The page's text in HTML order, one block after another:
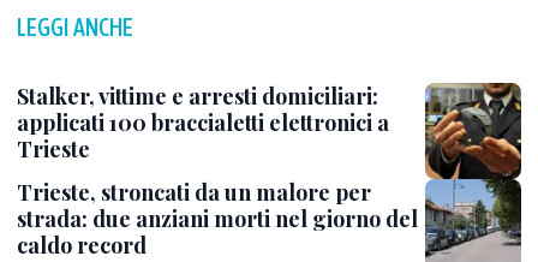
LEGGI ANCHE
Stalker, vittime e arresti domiciliari:
applicati 100 braccialetti elettronici a
Trieste
Trieste, stroncati da un malore per
strada: due anziani morti nel giorno del
caldo record